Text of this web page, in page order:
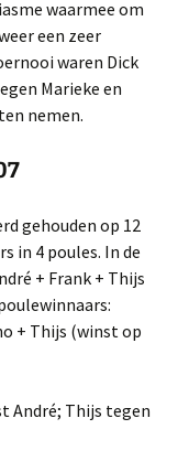
waarmee om
een zeer
waren Dick
Marieke en
nemen.
gehouden op 12
in 4 poules. In de
+ Frank + Thijs
+ Thijs (winst op
André; Thijs tegen